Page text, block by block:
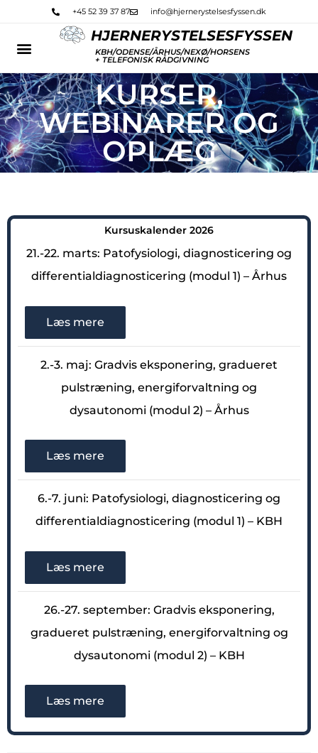
indholdet
+45 52 39 37 87 info@hjernerystelsesfyssen.dk
HJERNERYSTELSESFYSSEN
KBH/ODENSE/ÅRHUS/NEXØ/HORSENS
+ TELEFONISK RÅDGIVNING
KURSER,
WEBINARER OG
OPLÆG
Kursuskalender 2026
21.-22. marts: Patofysiologi, diagnosticering og
differentialdiagnosticering (modul 1) – Århus
Læs mere
2.-3. maj: Gradvis eksponering, gradueret
pulstræning, energiforvaltning og
dysautonomi (modul 2) – Århus
Læs mere
6.-7. juni: Patofysiologi, diagnosticering og
differentialdiagnosticering (modul 1) – KBH
Læs mere
26.-27. september: Gradvis eksponering,
gradueret pulstræning, energiforvaltning og
dysautonomi (modul 2) – KBH
Læs mere